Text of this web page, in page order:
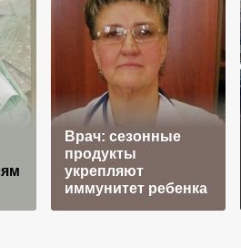
Врач: сезонные
продукты
укрепляют
иммунитет ребенка